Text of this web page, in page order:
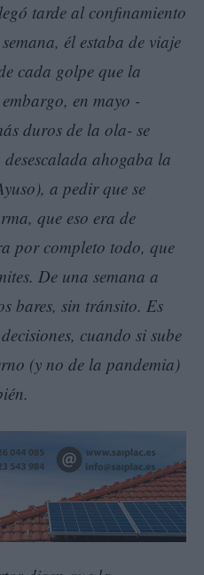
tarde al confinamiento
él estaba de viaje
cada golpe que la
en mayo -
duros de la ola- se
ahogaba la
a pedir que se
que eso era de
por completo todo, que
De una semana a
bares, sin tránsito. Es
cuando si sube
(y no de la pandemia)